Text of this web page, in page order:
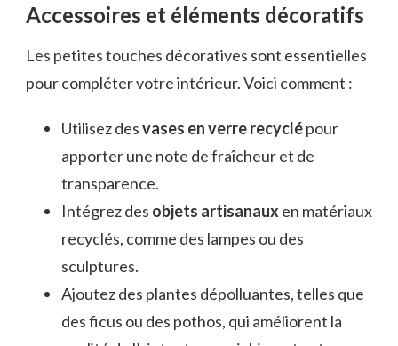
Accessoires et éléments décoratifs
Les petites touches décoratives sont essentielles
pour compléter votre intérieur. Voici comment :
Utilisez desvases en verre recyclépour
apporter une note de fraîcheur et de
transparence.
Intégrez des objets artisanaux en matériaux
recyclés, comme des lampes ou des
sculptures.
Ajoutez des plantes dépolluantes, telles que
des ficus ou des pothos, qui améliorent la